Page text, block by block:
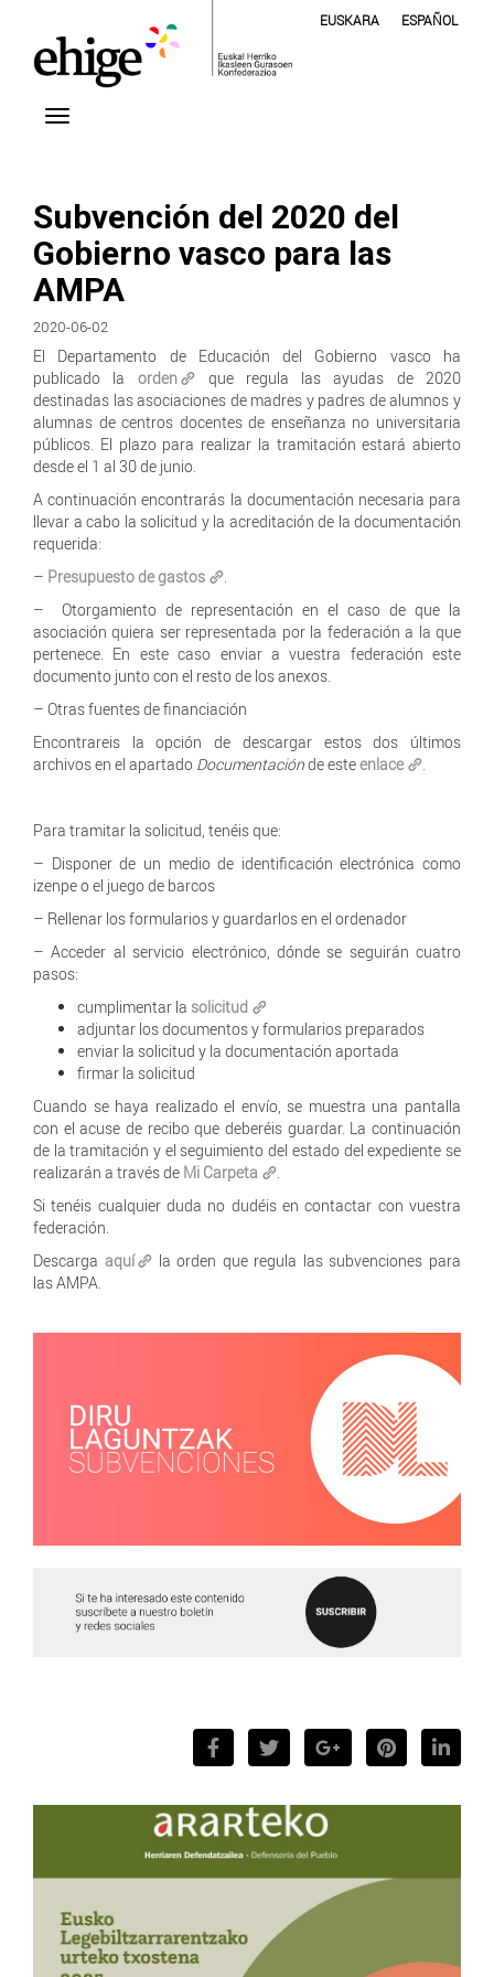
EUSKARA ESPAÑOL
Subvención del 2020 del
Gobierno vasco para las
AMPA
2020-06-02
El Departamento de Educación del Gobierno vasco ha
publicado la orden
que regula las ayudas de 2020
destinadas las asociaciones de madres y padres de alumnos y
alumnas de centros docentes de enseñanza no universitaria
públicos. El plazo para realizar la tramitación estará abierto
desde el 1 al 30 de junio.
A continuación encontrarás la documentación necesaria para
llevar a cabo la solicitud y la acreditación de la documentación
requerida:
– Presupuesto de gastos
.
– Otorgamiento de representación en el caso de que la
asociación quiera ser representada por la federación a la que
pertenece. En este caso enviar a vuestra federación este
documento junto con el resto de los anexos.
– Otras fuentes de financiación
Encontrareis la opción de descargar estos dos últimos
archivos en el apartado Documentaciónde esteenlace .
Para tramitar la solicitud, tenéis que:
– Disponer de un medio de identificación electrónica como
izenpe o el juego de barcos
– Rellenar los formularios y guardarlos en el ordenador
– Acceder al servicio electrónico, dónde se seguirán cuatro
pasos:
cumplimentar la solicitud
adjuntar los documentos y formularios preparados
enviar la solicitud y la documentación aportada
firmar la solicitud
Cuando se haya realizado el envío, se muestra una pantalla
con el acuse de recibo que deberéis guardar. La continuación
de la tramitación y el seguimiento del estado del expediente se
realizarán a través de Mi Carpeta
.
Si tenéis cualquier duda no dudéis en contactar con vuestra
federación.
Descarga aquí
la orden que regula las subvenciones para
las AMPA.